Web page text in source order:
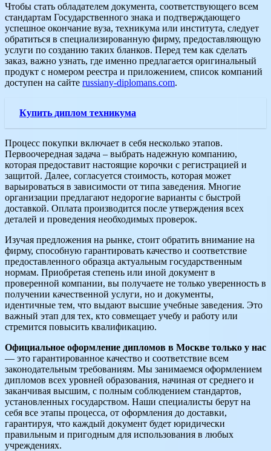
Чтобы стать обладателем документа, соответствующего всем
стандартам Государственного знака и подтверждающего
успешное окончание вуза, техникума или института, следует
обратиться в специализированную фирму, предоставляющую
услуги по созданию таких бланков. Перед тем как сделать
заказ, важно узнать, где именно предлагается оригинальный
продукт с номером реестра и приложением, список компаний
доступен на сайте russiany-diplomans.com.
Купить диплом техникума
Процесс покупки включает в себя несколько этапов.
Первоочередная задача – выбрать надежную компанию,
которая предоставит настоящие корочки с регистрацией и
защитой. Далее, согласуется стоимость, которая может
варьироваться в зависимости от типа заведения. Многие
организации предлагают недорогие варианты с быстрой
доставкой. Оплата производится после утверждения всех
деталей и проведения необходимых проверок.
Изучая предложения на рынке, стоит обратить внимание на
фирму, способную гарантировать качество и соответствие
предоставленного образца актуальным государственным
нормам. Приобретая степень или иной документ в
проверенной компании, вы получаете не только уверенность в
получении качественной услуги, но и документы,
идентичные тем, что выдают высшие учебные заведения. Это
важный этап для тех, кто совмещает учебу и работу или
стремится повысить квалификацию.
Официальное оформление дипломов в Москве только у нас
— это гарантированное качество и соответствие всем
законодательным требованиям. Мы занимаемся оформлением
дипломов всех уровней образования, начиная от среднего и
заканчивая высшим, с полным соблюдением стандартов,
установленных государством. Наши специалисты берут на
себя все этапы процесса, от оформления до доставки,
гарантируя, что каждый документ будет юридически
правильным и пригодным для использования в любых
учреждениях.